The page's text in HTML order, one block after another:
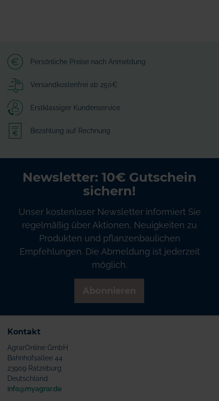
Persönliche Preise nach Anmeldung
Versandkostenfrei ab 250€
Erstklassiger Kundenservice
Bezahlung auf Rechnung
Newsletter: 10€ Gutschein
sichern!
Unser kostenloser Newsletter informiert Sie
regelmäßig über Aktionen, Neuigkeiten zu
Produkten und pflanzenbaulichen
Empfehlungen. Die Abmeldung ist jederzeit
möglich.
Kontakt
AgrarOnline GmbH
Bahnhofsallee 44
23909 Ratzeburg
Deutschland
info@myagrar.de